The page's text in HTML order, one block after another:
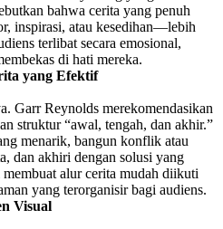
bahwa cerita yang penuh
inspirasi, atau kesedihan—lebih
terlibat secara emosional,
di hati mereka.
yang Efektif
Garr Reynolds merekomendasikan
struktur “awal, tengah, dan akhir.”
menarik, bangun konflik atau
dan akhiri dengan solusi yang
alur cerita mudah diikuti
yang terorganisir bagi audiens.
Visual